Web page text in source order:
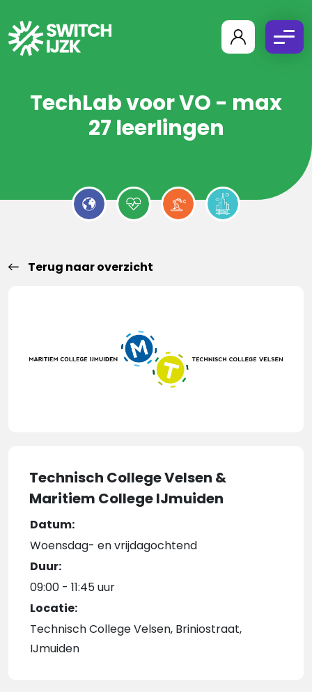
TechLab voor VO - max
27 leerlingen
Terug naar overzicht
Technisch College Velsen &
Maritiem College IJmuiden
Datum:
Woensdag- en vrijdagochtend
Duur:
09:00 - 11:45 uur
Locatie:
Technisch College Velsen, Briniostraat,
IJmuiden